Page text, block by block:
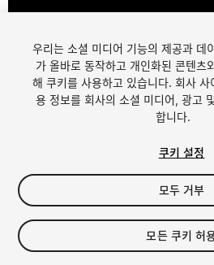
1/25
$24.99
세금/부가세는 결제 시 반영됩니다.
우리는 소셜 미디어 기능의 제공과 데
가 올바로 동작하고 개인화된 콘텐츠
해 쿠키를 사용하고 있습니다. 회사
용 정보를 회사의 소셜 미디어, 광고
합니다.
쿠키 설정
모두 거부
모든 쿠키 허